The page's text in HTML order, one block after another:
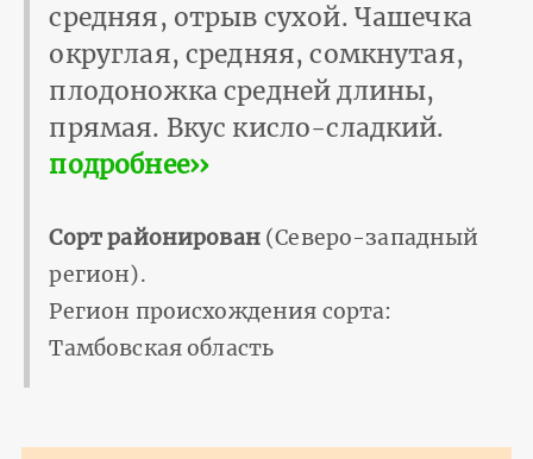
средняя, отрыв сухой. Чашечка
округлая, средняя, сомкнутая,
плодоножка средней длины,
прямая. Вкус кисло-сладкий.
подробнее››
Сорт районирован(Северо-западный
регион).
Регион происхождения сорта:
Тамбовская область